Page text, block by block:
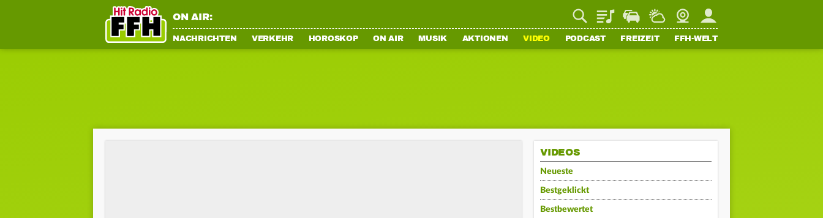
ON AIR: PlaylistStaupilotWetterWebcamMein FFH
NACHRICHTEN VERKEHR HOROSKOP ON AIR MUSIK AKTIONEN VIDEO PODCAST FREIZEIT FFH-WELT
VIDEOS
Neueste
Bestgeklickt
Bestbewertet